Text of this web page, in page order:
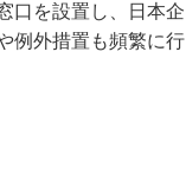
口を設置し、日本企
例外措置も頻繁に行